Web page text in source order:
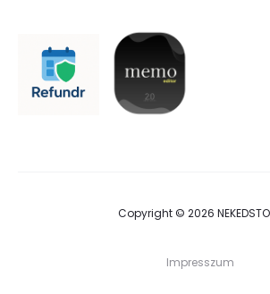
Copyright © 2026
Impresszum